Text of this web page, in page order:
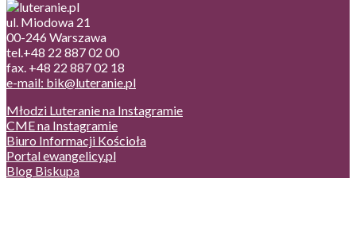
ul. Miodowa 21
00-246 Warszawa
tel.+48 22 887 02 00
fax. +48 22 887 02 18
e-mail: bik@luteranie.pl
Młodzi Luteranie na Instagramie
CME na Instagramie
Biuro Informacji Kościoła
Portal ewangelicy.pl
Blog Biskupa